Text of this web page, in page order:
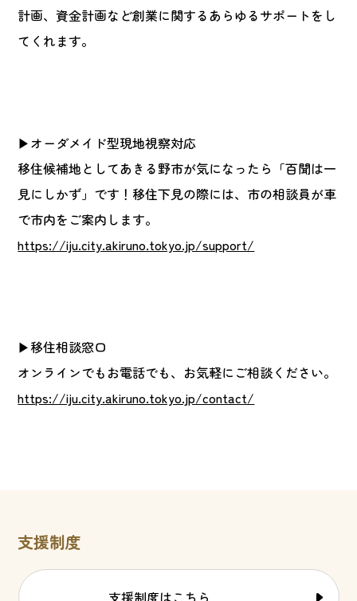
計画、資金計画など創業に関するあらゆるサポートをし
てくれます。
▶オーダメイド型現地視察対応
移住候補地としてあきる野市が気になったら「百聞は一
見にしかず」です！移住下見の際には、市の相談員が車
で市内をご案内します。
https://iju.city.akiruno.tokyo.jp/support/
▶移住相談窓口
オンラインでもお電話でも、お気軽にご相談ください。
https://iju.city.akiruno.tokyo.jp/contact/
支援制度
支援制度はこちら